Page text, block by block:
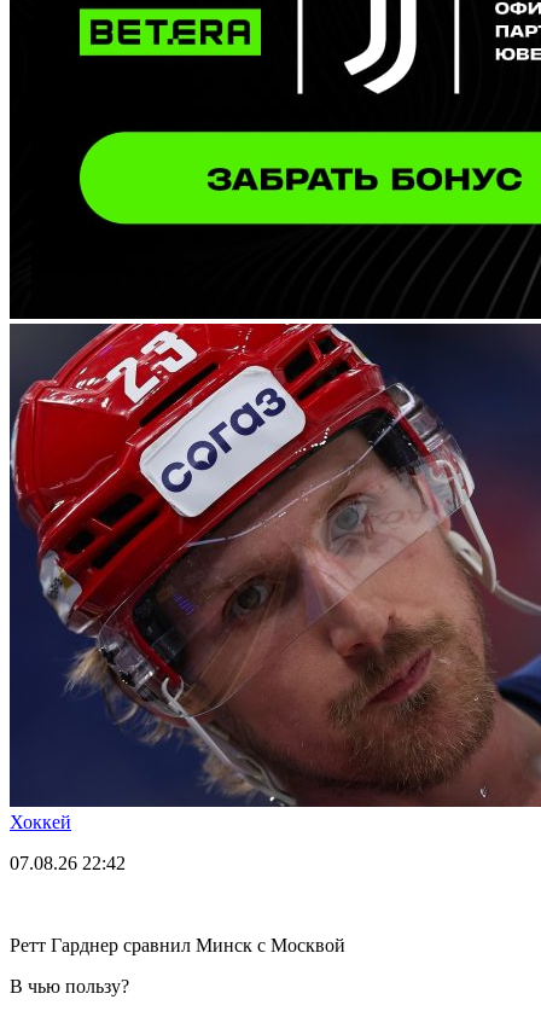
Хоккей
07.08.26 22:42
Ретт Гарднер сравнил Минск с Москвой
В чью пользу?